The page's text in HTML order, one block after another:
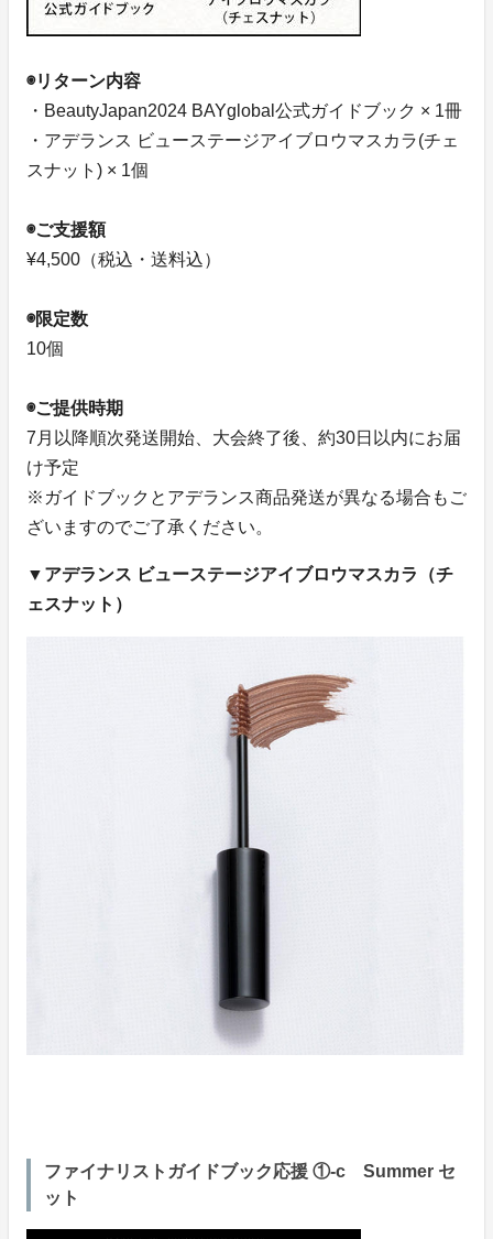
◉リターン内容
・BeautyJapan2024 BAYglobal公式ガイドブック × 1冊
・アデランス ビューステージアイブロウマスカラ(チェ
スナット) × 1個
◉ご支援額
¥4,500（税込・送料込）
◉限定数
10個
◉ご提供時期
7月以降順次発送開始、大会終了後、約30日以内にお届
け予定
※ガイドブックとアデランス商品発送が異なる場合もご
ざいますのでご了承ください。
▼アデランス ビューステージアイブロウマスカラ（チ
ェスナット）
ファイナリストガイドブック応援 ①-c Summer セ
ット